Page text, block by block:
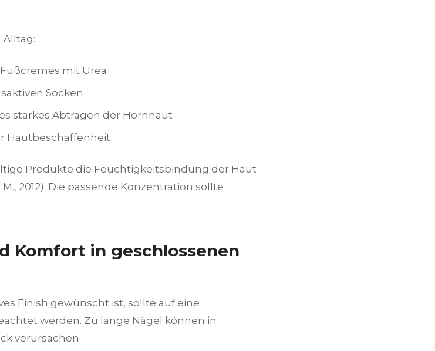
mit Urea
Socken
starkes Abtragen der Hornhaut
Hautbeschaffenheit
Produkte die Feuchtigkeitsbindung der Haut
2012). Die passende Konzentration sollte
Komfort in geschlossenen
Finish gewünscht ist, sollte auf eine
werden. Zu lange Nägel können in
verursachen.